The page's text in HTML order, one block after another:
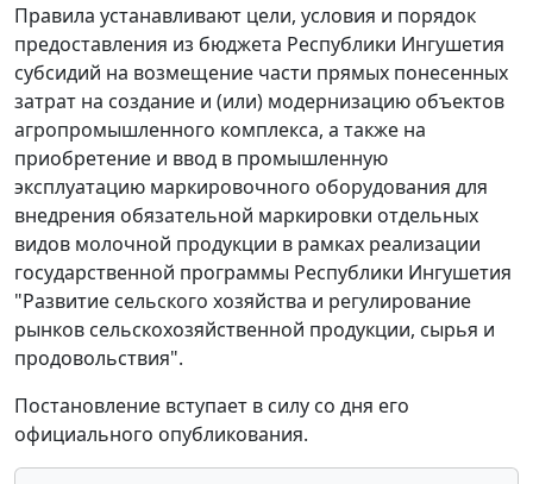
Правила устанавливают цели, условия и порядок
предоставления из бюджета Республики Ингушетия
субсидий на возмещение части прямых понесенных
затрат на создание и (или) модернизацию объектов
агропромышленного комплекса, а также на
приобретение и ввод в промышленную
эксплуатацию маркировочного оборудования для
внедрения обязательной маркировки отдельных
видов молочной продукции в рамках реализации
государственной программы Республики Ингушетия
"Развитие сельского хозяйства и регулирование
рынков сельскохозяйственной продукции, сырья и
продовольствия".
Постановление вступает в силу со дня его
официального опубликования.